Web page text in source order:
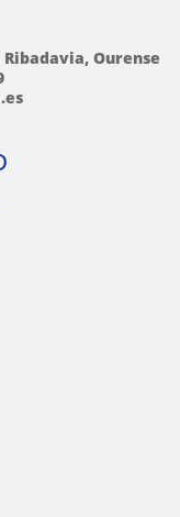
Ribadavia, Ourense